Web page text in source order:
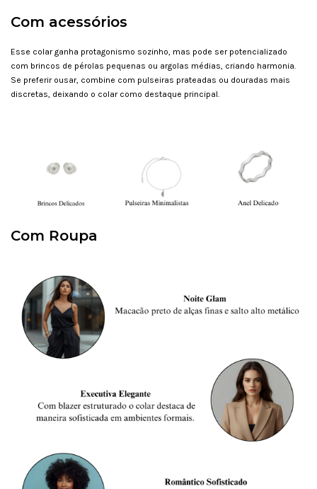
Com acessórios
Esse colar ganha protagonismo sozinho, mas pode ser potencializado
com brincos de pérolas pequenas ou argolas médias, criando harmonia.
Se preferir ousar, combine com pulseiras prateadas ou douradas mais
discretas, deixando o colar como destaque principal.
Com Roupa